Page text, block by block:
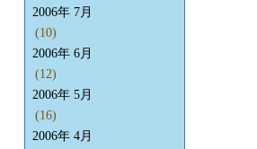
2006年 7月
(10)
2006年 6月
(12)
2006年 5月
(16)
2006年 4月